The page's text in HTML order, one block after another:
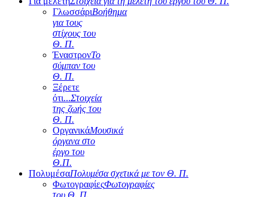
ΓλωσσάριΒοήθημα
για τους
στίχους του
Θ. Π.
ΈναστρονΤο
σύμπαν του
Θ. Π.
Ξέρετε
ότι...Στοιχεία
της ζωής του
Θ. Π.
ΟργανικάΜουσικά
όργανα στο
έργο του
Θ.Π.
ΠολυμέσαΠολυμέσα σχετικά με τον Θ. Π.
ΦωτογραφίεςΦωτογραφίες